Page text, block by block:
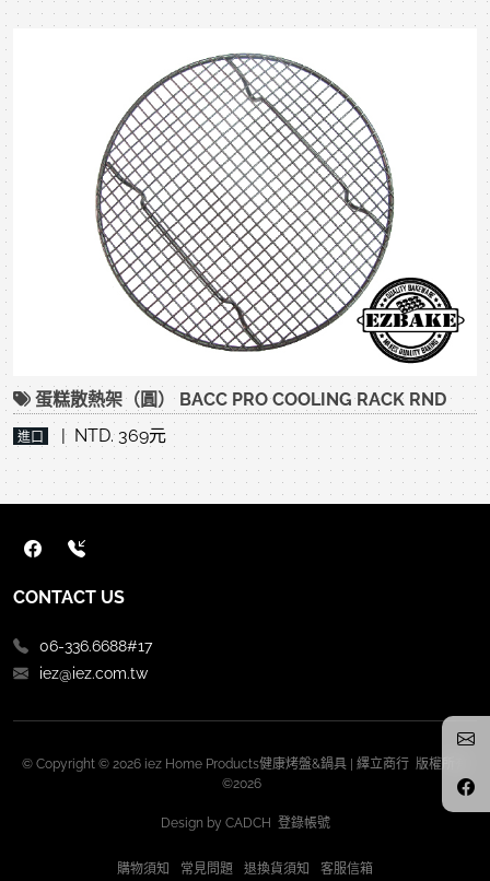
蛋糕散熱架（圓） BACC PRO COOLING RACK RND
進口 | NTD. 369元
CONTACT US
06-336.6688#17
iez@iez.com.tw
© Copyright © 2026 iez Home Products健康烤盤&鍋具 | 繹立商行 版權所有
©2026
Design by CADCH 登錄帳號
購物須知 常見問題 退換貨須知 客服信箱